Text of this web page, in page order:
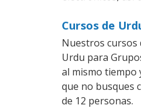
Cursos de
Nuestros cursos
Urdu para
al mismo tiempo
que no busques
de 12 personas.